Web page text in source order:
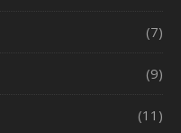
(7)
(9)
(11)